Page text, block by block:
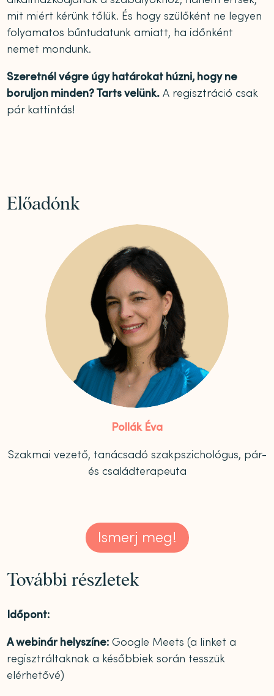
mit miért kérünk tőlük. És hogy szülőként ne legyen
folyamatos bűntudatunk amiatt, ha időnként
nemet mondunk.
Szeretnél végre úgy határokat húzni, hogy ne
boruljon minden? Tarts velünk. A regisztráció csak
pár kattintás!
Előadónk
Pollák Éva
Szakmai vezető, tanácsadó szakpszichológus, pár-
és családterapeuta
Ismerj meg!
További részletek
Időpont:
A webinár helyszíne: Google Meets (a linket a
regisztráltaknak a későbbiek során tesszük
elérhetővé)